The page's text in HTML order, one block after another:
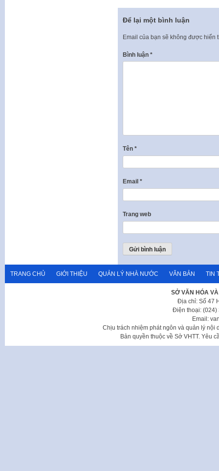
Để lại một bình luận
Email của bạn sẽ không được hiển
Bình luận *
Tên *
Email *
Trang web
TRANG CHỦ GIỚI THIỆU QUẢN LÝ NHÀ NƯỚC VĂN BẢN TIN
SỞ VĂN HÓA
Địa chỉ: Số 47
Điện thoại: (024)
Email:
Chịu trách nhiệm phát ngôn và quản lý nội
Bản quyền thuộc về Sở VHTT. Yêu